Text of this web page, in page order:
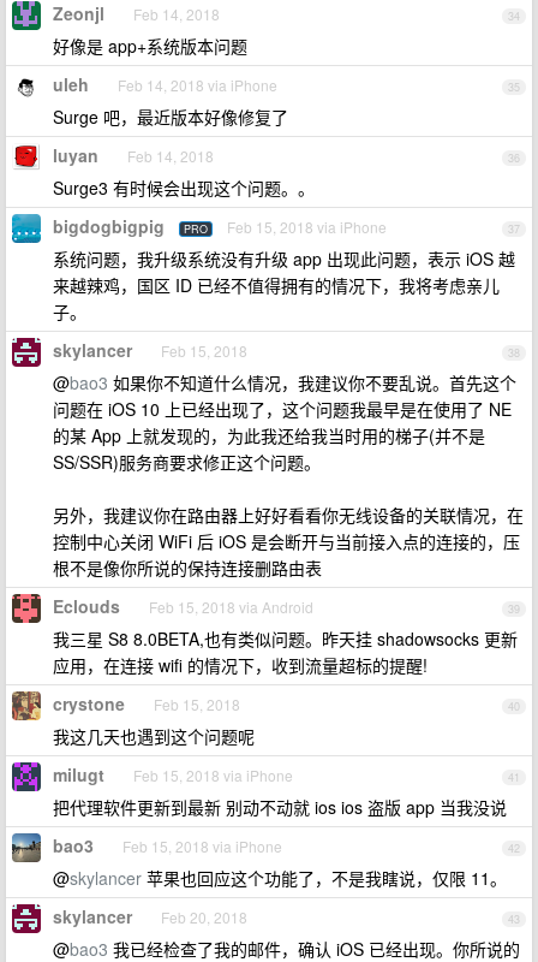
34
Zeonjl Feb 14, 2018
好像是 app+系统版本问题
35
uleh Feb 14, 2018 via iPhone
Surge 吧，最近版本好像修复了
36
luyan Feb 14, 2018
Surge3 有时候会出现这个问题。。
37
bigdogbigpig PRO Feb 15, 2018 via iPhone
系统问题，我升级系统没有升级 app 出现此问题，表示 iOS 越
来越辣鸡，国区 ID 已经不值得拥有的情况下，我将考虑亲儿
子。
38
skylancer Feb 15, 2018
@bao3 如果你不知道什么情况，我建议你不要乱说。首先这个
问题在 iOS 10 上已经出现了，这个问题我最早是在使用了 NE
的某 App 上就发现的，为此我还给我当时用的梯子(并不是
SS/SSR)服务商要求修正这个问题。
另外，我建议你在路由器上好好看看你无线设备的关联情况，在
控制中心关闭 WiFi 后 iOS 是会断开与当前接入点的连接的，压
根不是像你所说的保持连接删路由表
39
Eclouds Feb 15, 2018 via Android
我三星 S8 8.0BETA,也有类似问题。昨天挂 shadowsocks 更新
应用，在连接 wifi 的情况下，收到流量超标的提醒!
40
crystone Feb 15, 2018
我这几天也遇到这个问题呢
41
milugt Feb 15, 2018 via iPhone
把代理软件更新到最新 别动不动就 ios ios 盗版 app 当我没说
42
bao3 Feb 15, 2018 via iPhone
@skylancer 苹果也回应这个功能了，不是我瞎说，仅限 11。
43
skylancer Feb 20, 2018
@bao3 我已经检查了我的邮件，确认 iOS 已经出现。你所说的